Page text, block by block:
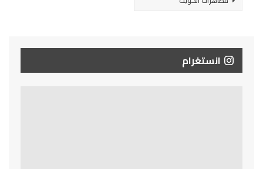
انستغرام